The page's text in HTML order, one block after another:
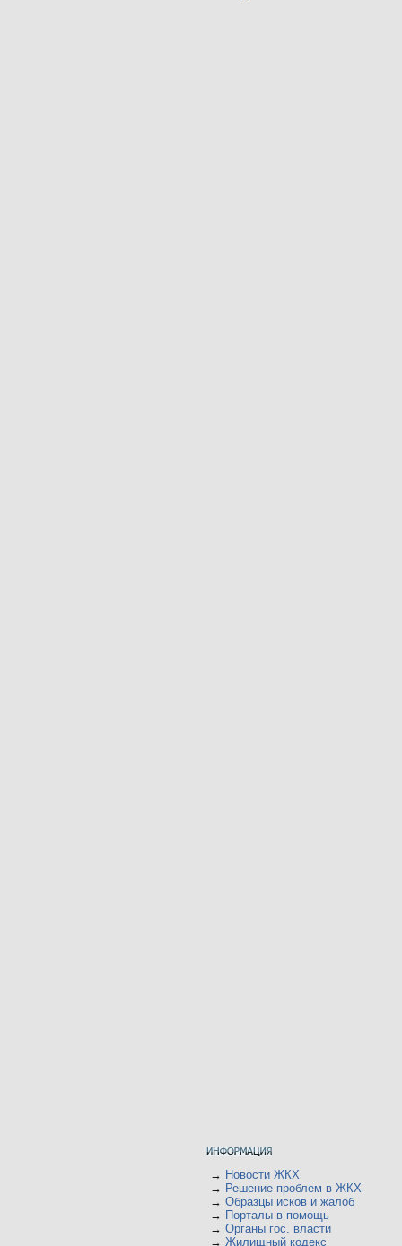
→ Новости ЖКХ
→ Решение проблем в ЖКХ
→ Образцы исков и жалоб
→ Порталы в помощь
→ Органы гос. власти
→ Жилищный кодекс